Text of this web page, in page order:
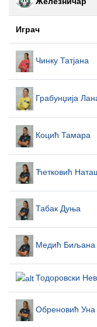
Играч
Чинку Татјана
Грабунџија
Коцић Тамара
Ћетковић
Табак Дуња
Медић Биљана
Тодоровски
Обреновић Уна